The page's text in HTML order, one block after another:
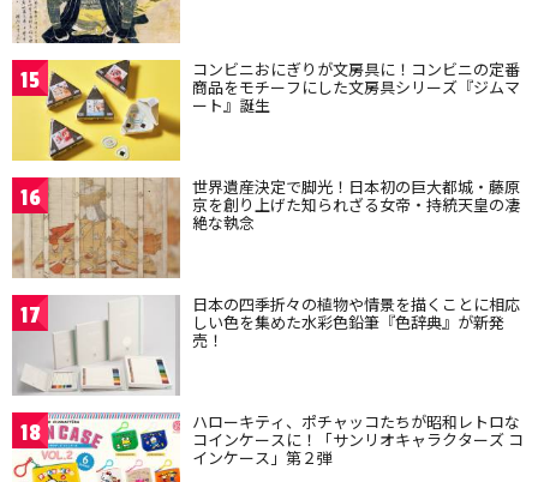
15 コンビニおにぎりが文房具に！コンビニの定番
商品をモチーフにした文房具シリーズ『ジムマ
ート』誕生
16 世界遺産決定で脚光！日本初の巨大都城・藤原
京を創り上げた知られざる女帝・持統天皇の凄
絶な執念
17 日本の四季折々の植物や情景を描くことに相応
しい色を集めた水彩色鉛筆『色辞典』が新発
売！
18 ハローキティ、ポチャッコたちが昭和レトロな
コインケースに！「サンリオキャラクターズ コ
インケース」第２弾